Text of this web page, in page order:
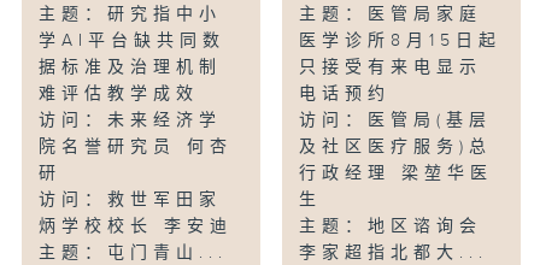
主题：研究指中小
学AI平台缺共同数
据标准及治理机制
难评估教学成效
访问：未来经济学
院名誉研究员 何杏
研
访问：救世军田家
炳学校校长 李安迪
主题：屯门青山...
主题：医管局家庭
医学诊所8月15日起
只接受有来电显示
电话预约
访问：医管局(基层
及社区医疗服务)总
行政经理 梁堃华医
生
主题：地区谘询会
李家超指北都大...